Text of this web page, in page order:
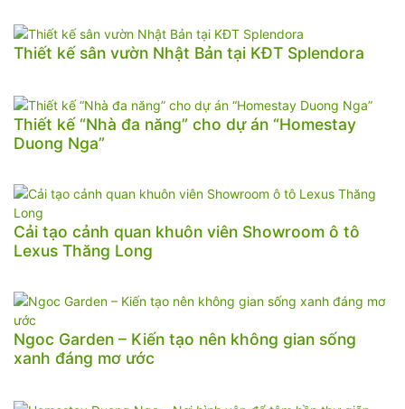
Thiết kế sân vườn Nhật Bản tại KĐT Splendora
Thiết kế “Nhà đa năng” cho dự án “Homestay
Duong Nga”
Cải tạo cảnh quan khuôn viên Showroom ô tô
Lexus Thăng Long
Ngoc Garden – Kiến tạo nên không gian sống
xanh đáng mơ ước